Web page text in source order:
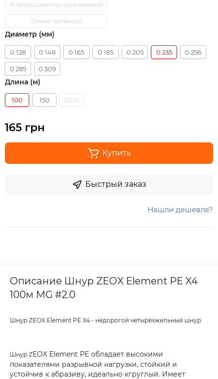
Флуоресцентно-оранжевый
Тёмно-зелёный
Диаметр (мм)
0.128 0.148 0.165 0.185 0.205 0.235 0.256
0.285 0.309
Длина (м)
100 150 1000
165 грн
Купить
Быстрый заказ
Нашли дешевле?
Описание Шнур ZEOX Element PE X4
100м MG #2.0
Шнур ZEOX Element PE X4 - недорогой четырёхжильный шнур.
Шнур ZEOX Element PE обладает высокими
показателями разрывной нагрузки, стойкий и
устойчив к абразиву, идеально кгруглый. Имеет